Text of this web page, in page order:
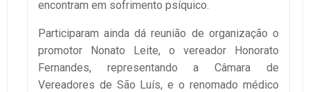
encontram em sofrimento psíquico.
Participaram ainda dá reunião de organização o
promotor Nonato Leite, o vereador Honorato
Fernandes, representando a Câmara de
Vereadores de São Luís, e o renomado médico